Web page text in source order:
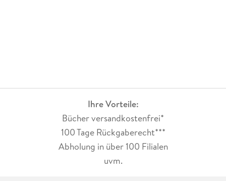
Ihre Vorteile:
Bücher versandkostenfrei*
100 Tage Rückgaberecht***
Abholung in über 100 Filialen
uvm.